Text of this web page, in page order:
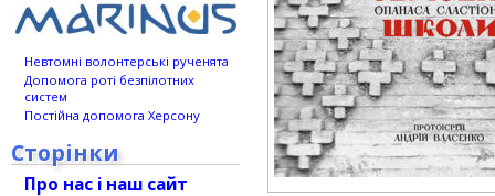
Невтомні волонтерські рученята
Допомога роті безпілотних
систем
Постійна допомога Херсону
Сторінки
Про нас і наш сайт